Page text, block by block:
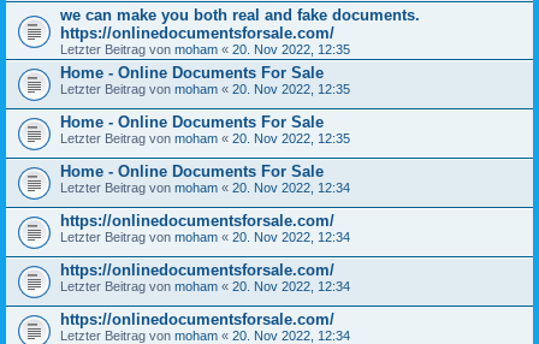
we can make you both real and fake documents.
https://onlinedocumentsforsale.com/
Letzter Beitrag von moham « 20. Nov 2022, 12:35
Home - Online Documents For Sale
Letzter Beitrag von moham « 20. Nov 2022, 12:35
Home - Online Documents For Sale
Letzter Beitrag von moham « 20. Nov 2022, 12:35
Home - Online Documents For Sale
Letzter Beitrag von moham « 20. Nov 2022, 12:34
https://onlinedocumentsforsale.com/
Letzter Beitrag von moham « 20. Nov 2022, 12:34
https://onlinedocumentsforsale.com/
Letzter Beitrag von moham « 20. Nov 2022, 12:34
https://onlinedocumentsforsale.com/
Letzter Beitrag von moham « 20. Nov 2022, 12:34